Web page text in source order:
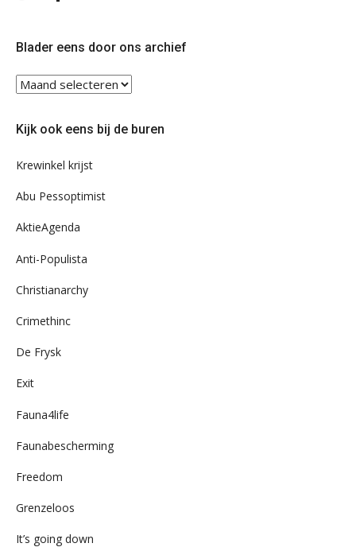
Blader eens door ons archief
Blader
eens
ons
Kijk ook eens bij de buren
Krewinkel krijst
Abu Pessoptimist
AktieAgenda
Anti-Populista
Christianarchy
Crimethinc
De Frysk
Exit
Fauna4life
Faunabescherming
Freedom
Grenzeloos
It’s going down